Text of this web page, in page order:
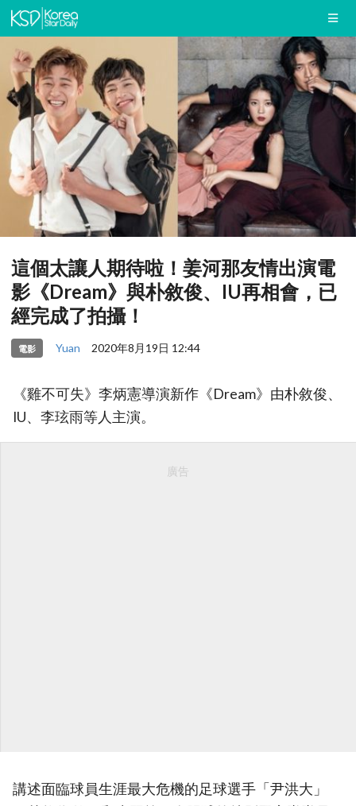
這個太讓人期待啦！姜河那友情出演電
影《Dream》與朴敘俊、IU再相會，已
經完成了拍攝！
電影 Yuan 2020年8月19日 12:44
《雞不可失》李炳憲導演新作《Dream》由朴敘俊、
IU、李玹雨等人主演。
廣告
講述面臨球員生涯最大危機的足球選手「尹洪大」